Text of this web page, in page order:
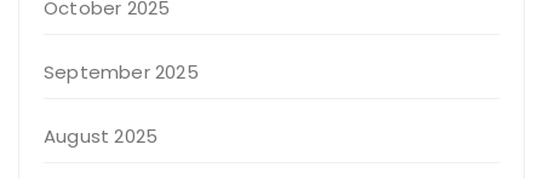
October 2025
September 2025
August 2025